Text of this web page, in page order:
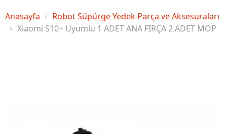
Anasayfa
Robot Süpürge Yedek Parça ve Aksesuraları
Xiaomi S10+ Uyumlu 1 ADET ANA FIRÇA 2 ADET MOP